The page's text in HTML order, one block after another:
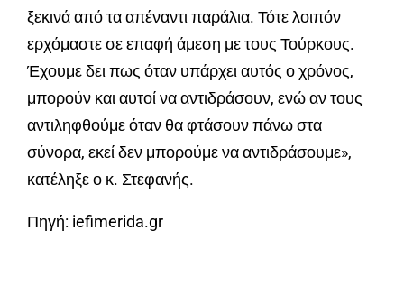
ξεκινά από τα απέναντι παράλια. Τότε λοιπόν
ερχόμαστε σε επαφή άμεση με τους Τούρκους.
Έχουμε δει πως όταν υπάρχει αυτός ο χρόνος,
μπορούν και αυτοί να αντιδράσουν, ενώ αν τους
αντιληφθούμε όταν θα φτάσουν πάνω στα
σύνορα, εκεί δεν μπορούμε να αντιδράσουμε»,
κατέληξε ο κ. Στεφανής.
Πηγή: iefimerida.gr